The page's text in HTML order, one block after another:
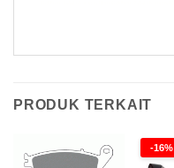
PRODUK TERKAIT
-16%